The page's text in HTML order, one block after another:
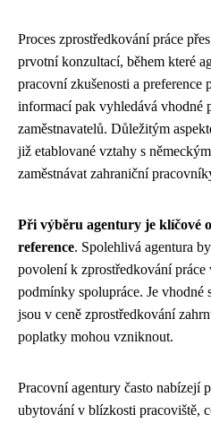
Proces zprostředkování práce
prvotní konzultací, během které
pracovní zkušenosti a preference
informací pak vyhledává vhodné
zaměstnavatelů. Důležitým
již etablované vztahy s
zaměstnávat zahraniční
Při výběru agentury je klíčové
reference. Spolehlivá agentura
povolení k zprostředkování práce
podmínky spolupráce. Je vhodné
jsou v ceně zprostředkování
poplatky mohou vzniknout.
Pracovní agentury často nabízejí
ubytování v blízkosti pracoviště,